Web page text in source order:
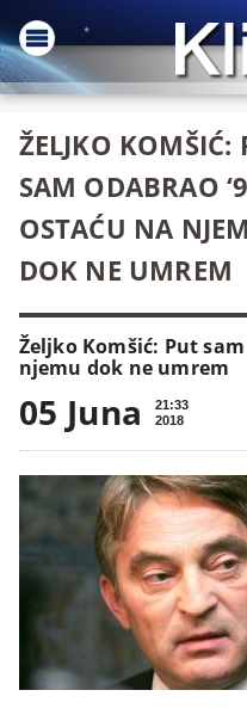
ŽELJKO KOMŠIĆ:
SAM ODABRAO
OSTAĆU NA
DOK NE UMREM
Željko Komšić: Put
njemu dok ne umrem
05 Juna
21:33
2018